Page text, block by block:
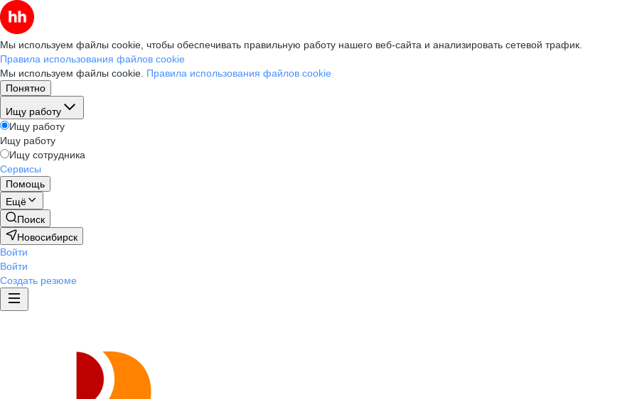
Мы используем файлы cookie, чтобы обеспечивать правильную работу нашего веб-сайта и анализировать сетевой трафик.
Правила использования файлов cookie
Мы используем файлы cookie. Правила использования файлов cookie
Понятно
Ищу работу
Ищу работу
Ищу работу
Ищу сотрудника
Сервисы
Помощь
Ещё
Поиск
Новосибирск
Войти
Войти
Создать резюме